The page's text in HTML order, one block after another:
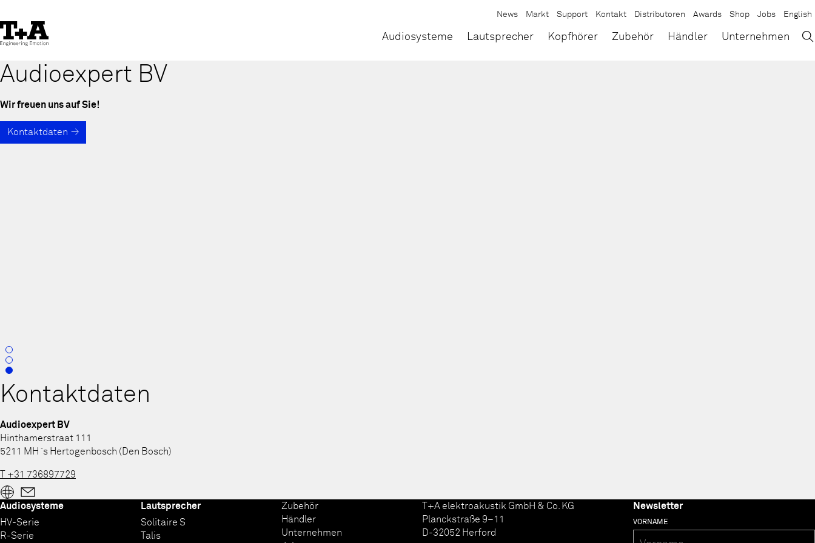
to
Content
Audiosysteme Lautsprecher Kopfhörer Zubehör Händler Unternehmen
News Markt Support Kontakt Distributoren Awards Shop Jobs English
Audioexpert BV
Wir freuen uns auf Sie!
Kontaktdaten
Kontaktdaten
Audioexpert BV
Hinthamerstraat 111
5211 MH ´s Hertogenbosch (Den Bosch)
T +31 736897729
Audiosysteme
HV-Serie
R-Serie
Lautsprecher
Solitaire S
Talis
Zubehör
Händler
Unternehmen
T+A elektroakustik GmbH & Co. KG
Planckstraße 9–11
D-32052 Herford
Newsletter
VORNAME
→ ×
0
1